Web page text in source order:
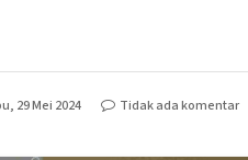
29 Mei 2024 Tidak ada komentar